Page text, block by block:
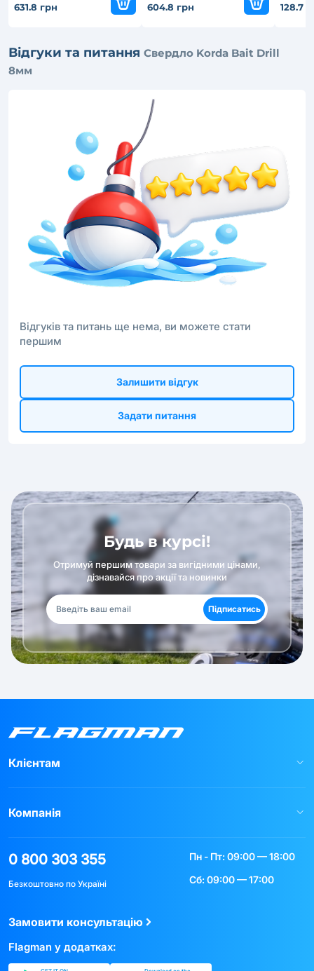
631.8 грн 604.8 грн 128.7
Відгуки та питання Свердло Korda Bait Drill
8мм
Відгуків та питань ще нема, ви можете стати
першим
Залишити відгук
Задати питання
Будь в курсі!
Отримуй першим товари за вигідними цінами,
дізнавайся про акції та новинки
Підписатись
Клієнтам
Компанія
0 800 303 355
Безкоштовно по Україні
Пн - Пт: 09:00 — 18:00
Сб: 09:00 — 17:00
Замовити консультацію
Flagman у додатках: